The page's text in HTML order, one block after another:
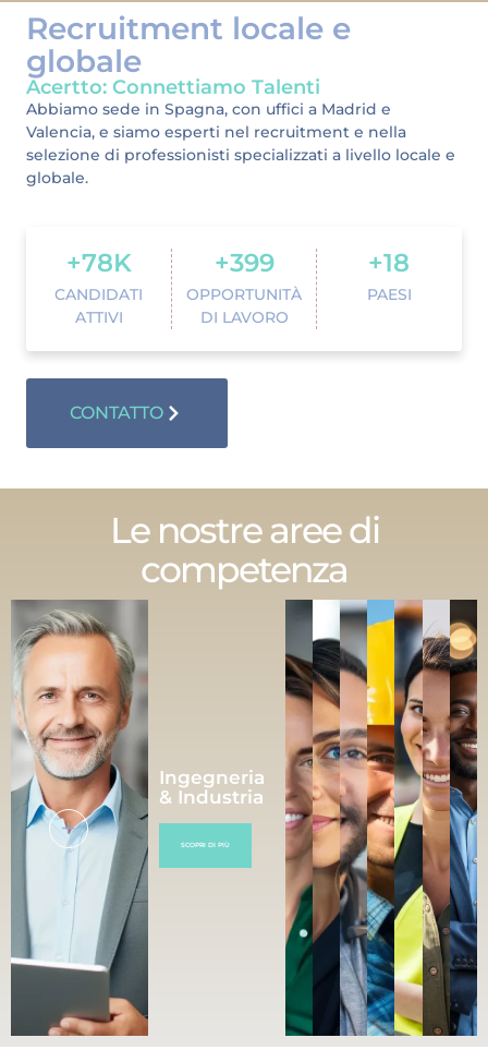
Recruitment locale e
globale
Acertto: Connettiamo Talenti
Abbiamo sede in Spagna, con uffici a Madrid e
Valencia, e siamo esperti nel recruitment e nella
selezione di professionisti specializzati a livello locale e
globale.
+78K
CANDIDATI
ATTIVI
+399
OPPORTUNITÀ
DI LAVORO
+18
PAESI
CONTATTO
Le nostre aree di
competenza
Ingegneria
& Industria
SCOPRI DI PIÙ